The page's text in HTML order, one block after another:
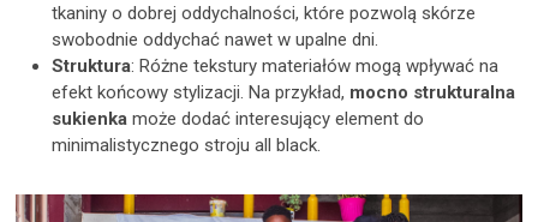
tkaniny o dobrej oddychalności, które pozwolą skórze
swobodnie oddychać nawet w upalne dni.
Struktura: Różne tekstury materiałów mogą wpływać na
efekt końcowy stylizacji. Na przykład, mocno strukturalna
sukienka może dodać interesujący element do
minimalistycznego stroju all black.